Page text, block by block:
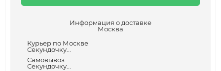
Информация о доставке
Москва
Курьер по Москве
Секундочку...
Самовывоз
Секундочку...